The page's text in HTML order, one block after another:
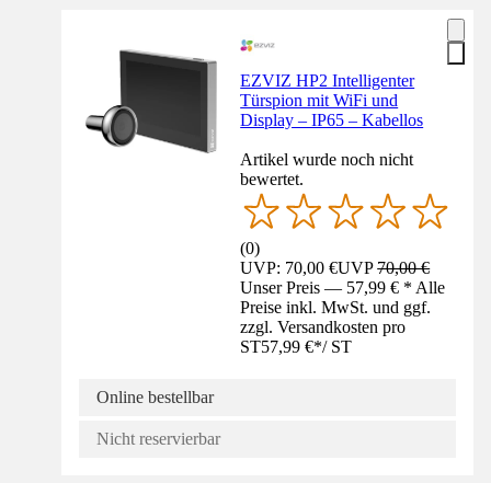
EZVIZ HP2 Intelligenter
Türspion mit WiFi und
Display – IP65 – Kabellos
Artikel wurde noch nicht
bewertet.
(0)
UVP: 70,00 €UVP70,00 €
Unser Preis — 57,99 € * Alle
Preise inkl. MwSt. und ggf.
zzgl. Versandkosten pro
ST57,99 €*/ ST
Online bestellbar
Nicht reservierbar